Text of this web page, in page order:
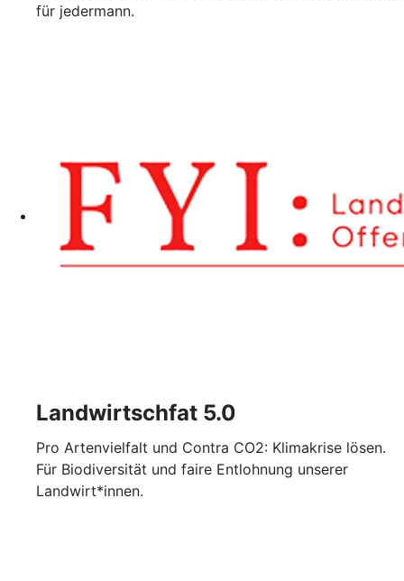
für jedermann.
Landwirtschfat 5.0
Pro Artenvielfalt und Contra CO2: Klimakrise lösen.
Für Biodiversität und faire Entlohnung unserer
Landwirt*innen.